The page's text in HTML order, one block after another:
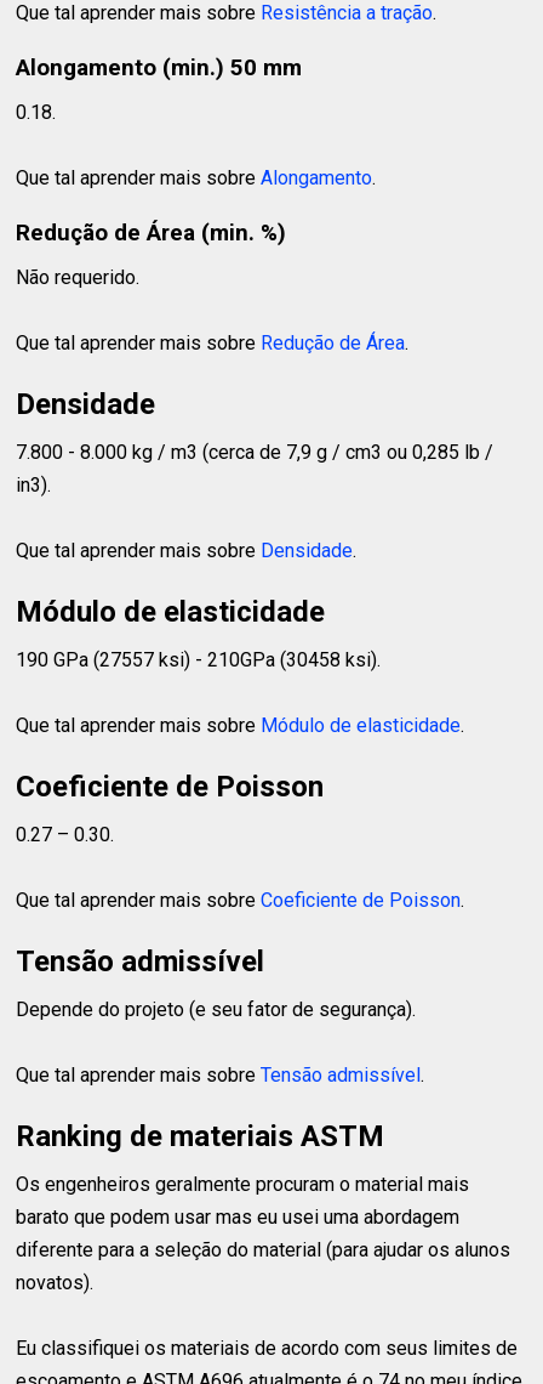
Que tal aprender mais sobre Resistência a tração.
Alongamento (min.) 50 mm
0.18.
Que tal aprender mais sobreAlongamento.
Redução de Área (min. %)
Não requerido.
Que tal aprender mais sobre Redução de Área.
Densidade
7.800 - 8.000 kg / m3 (cerca de 7,9 g / cm3 ou 0,285 lb /
in3).
Que tal aprender mais sobre Densidade.
Módulo de elasticidade
190 GPa (27557 ksi) - 210GPa (30458 ksi).
Que tal aprender mais sobre Módulo de elasticidade.
Coeficiente de Poisson
0.27 – 0.30.
Que tal aprender mais sobreCoeficiente de Poisson.
Tensão admissível
Depende do projeto (e seu fator de segurança).
Que tal aprender mais sobre Tensão admissível.
Ranking de materiais ASTM
Os engenheiros geralmente procuram o material mais
barato que podem usar mas eu usei uma abordagem
diferente para a seleção do material (para ajudar os alunos
novatos).
Eu classifiquei os materiais de acordo com seus limites de